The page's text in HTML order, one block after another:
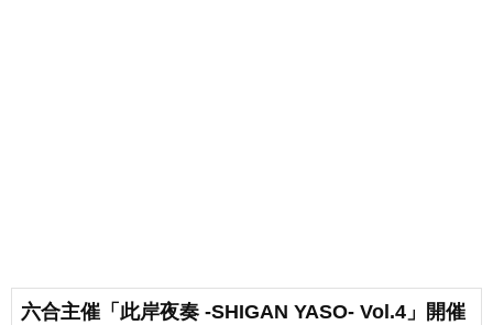
六合主催「此岸夜奏 -SHIGAN YASO- Vol.4」開催